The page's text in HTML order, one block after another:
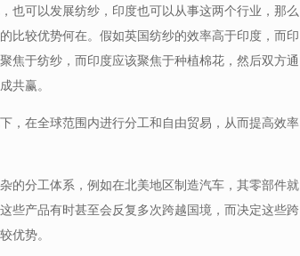
也可以发展纺纱，印度也可以从事这两个行业，那么
比较优势何在。假如英国纺纱的效率高于印度，而印
焦于纺纱，而印度应该聚焦于种植棉花，然后双方通
共赢。
，在全球范围内进行分工和自由贸易，从而提高效率
的分工体系，例如在北美地区制造汽车，其零部件就
些产品有时甚至会反复多次跨越国境，而决定这些跨
优势。